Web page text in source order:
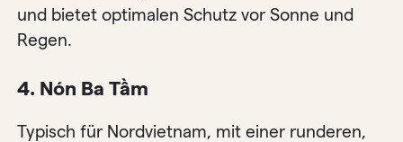
und bietet optimalen Schutz vor Sonne und
Regen.
4. Nón Ba Tầm
Typisch für Nordvietnam, mit einer runderen,